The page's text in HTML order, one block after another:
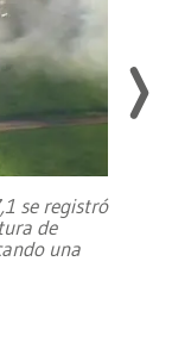
se registró
de
una